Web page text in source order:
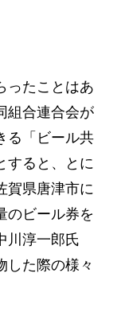
ったことはあ
組合連合会が
る「ビール共
すると、とに
賀県唐津市に
のビール券を
川淳一郎氏
した際の様々